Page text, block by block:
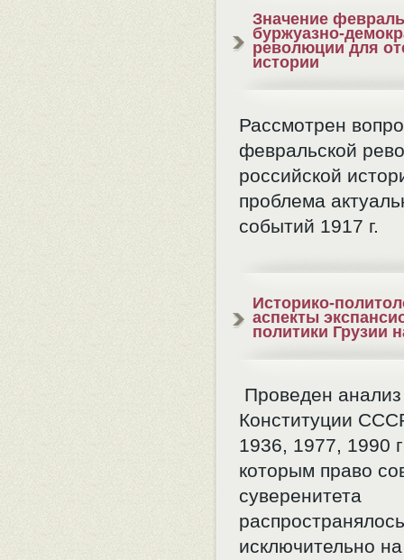
Значение
буржуазно-
революции для
истории
Рассмотрен
февральской
российской
проблема
событий 1917 г.
Историко-
аспекты
политики Грузии
Проведен
Конституции
1936, 1977, 1990
которым право
суверенитета
распространялось
исключительно